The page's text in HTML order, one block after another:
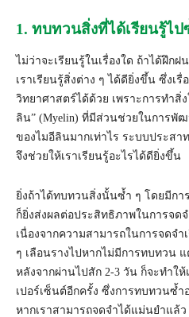
1. ทบทวนสิ่งที่ได้เรียนรู้ไป
ไม่ว่าจะเรียนรู้ในเรื่องใด ถ้าได้ฝึก
เราเรียนรู้สิ่งต่าง ๆ ได้ดียิ่งขึ้น ซึ่งเ
วิทยาศาสตร์ได้ด้วย เพราะการทำสิ่
ลิน” (Myelin) ที่มีส่วนช่วยในการพั
ของไมอีลินมากเท่าไร ระบบประสา
จึงช่วยให้เราเรียนรู้อะไรได้ดียิ่งขึ้น
ยิ่งถ้าได้ทบทวนสิ่งนั้นซ้ำ ๆ โดยมีการ
ก็ยิ่งส่งผลต่อประสิทธิภาพในการจด
เนื่องจากความสามารถในการจดจำ
ๆ เลือนรางไปหากไม่มีการทบทวน
หลังจากผ่านไปสัก 2-3 วัน ก็จะทำใ
เปอร์เซ็นต์อีกครั้ง ซึ่งการทบทวนซ้ำ
หากเราสามารถจดจำได้แม่นยำแล้ว